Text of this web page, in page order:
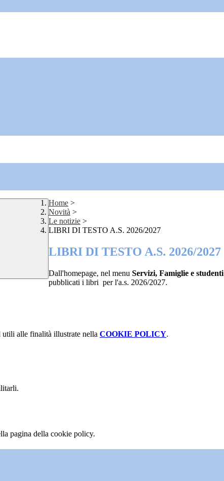
Home >
Novità >
Le notizie >
LIBRI DI TESTO A.S. 2026/2027
LIBRI DI TESTO A.S. 2026/2027
Dall'homepage, nel menu Servizi, Famiglie e studenti
pubblicati i libri per l'a.s. 2026/2027.
utili alle finalità illustrate nella COOKIE POLICY.
pagina della cookie policy.